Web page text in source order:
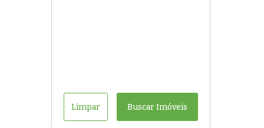
Limpar Buscar Imóveis